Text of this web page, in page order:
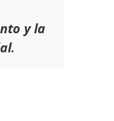
y la
.